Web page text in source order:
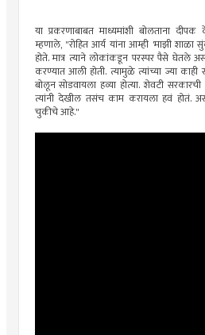
या प्रकरणाबाबत माध्यमांशी बोलताना
म्हणाले, "रोहित आर्य यांना आम्ही 'माझी शाळा
होते. मात्र त्याने लोकांकडून परस्पर पैसे घेतले
करण्यात आली होती. त्यामुळे त्यांच्या ज्या काही
बोलून सोडवायला हव्या होत्या. शेवटी
त्यांनी देखील तसंच काम करायला हवं होतं.
चुकीचे आहे."